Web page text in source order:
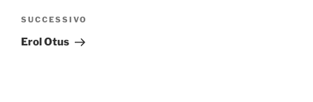
Articolo
successivo
SUCCESSIVO
Erol Otus